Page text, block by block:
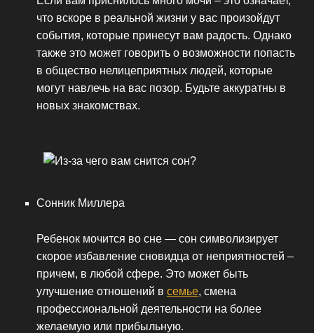
что вскоре в реальной жизни у вас произойдут
события, которые принесут вам радость. Однако
также это может говорить о возможности попасть
в общество нелицеприятных людей, которые
могут навлечь на вас позор. Будьте аккуратны в
новых знакомствах.
Сонник Миллера
Ребенок мочится во сне — сон символизирует
скорое избавление сновидца от неприятностей –
причем, в любой сфере. Это может быть
улучшение отношений в семье, смена
профессиональной деятельности на более
желаемую или прибыльную.